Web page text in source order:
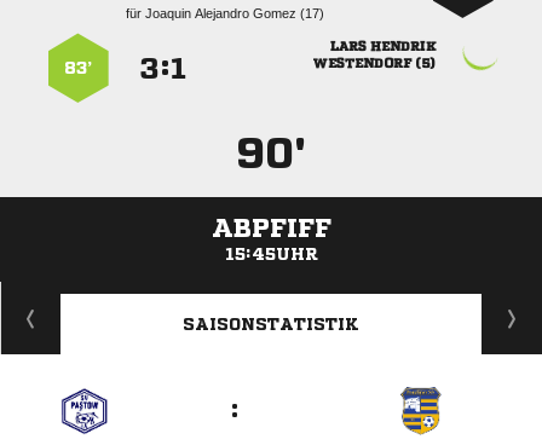
für   
 
 
:
83’
90'
ABPFIFF
15:45UHR
ANZEIGE
SAISONSTATISTIK
: